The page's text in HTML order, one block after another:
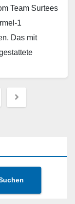
Team Surtees
1
Das mit